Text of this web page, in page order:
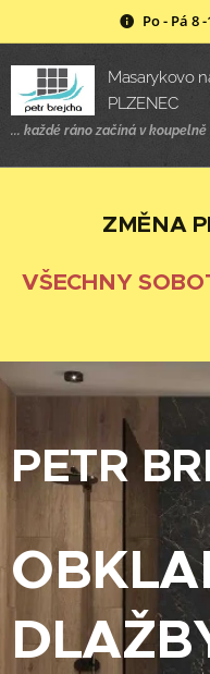
Po - Pá 8
Masarykovo
PLZENEC
... každé ráno začíná v koupelně
ZMĚNA
VŠECHNY
PETR